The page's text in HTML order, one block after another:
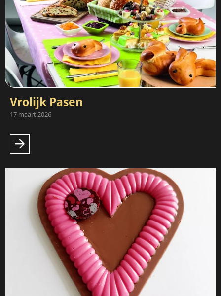
Vrolijk Pasen
17 maart 2026